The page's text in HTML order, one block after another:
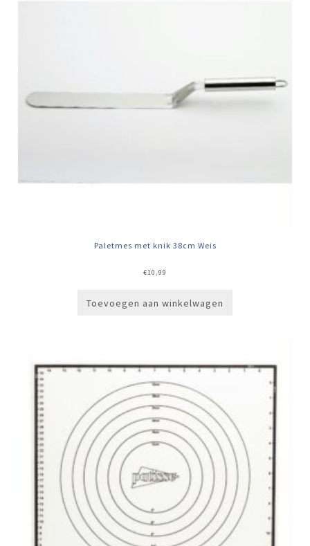
Paletmes met knik 38cm Weis
€10,99
Toevoegen aan winkelwagen